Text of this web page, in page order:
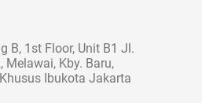
B, 1st Floor, Unit B1 Jl.
Melawai, Kby. Baru,
Ibukota Jakarta